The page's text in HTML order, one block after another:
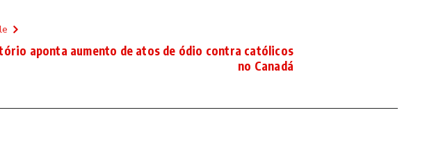
aponta aumento de atos de ódio contra católicos
no Canadá